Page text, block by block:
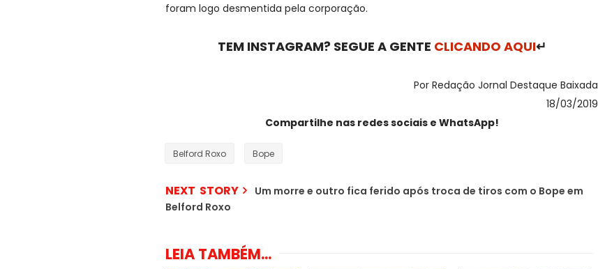
foram logo desmentida pela corporação.
TEM INSTAGRAM? SEGUE A GENTE CLICANDO AQUI↵
Por Redação Jornal Destaque Baixada
18/03/2019
Compartilhe nas redes sociais e WhatsApp!
Belford Roxo Bope
NEXT STORY
Um morre e outro fica ferido após troca de tiros com o Bope em
Belford Roxo
LEIA TAMBÉM...